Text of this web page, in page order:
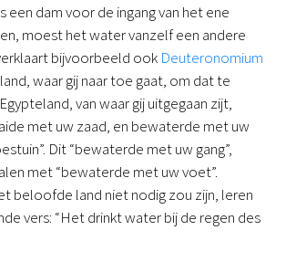
een dam voor de ingang van het ene
moest het water vanzelf een andere
bijvoorbeeld ook Deuteronomium
waar gij naar toe gaat, om dat te
van waar gij uitgegaan zijt,
met uw zaad, en bewaterde met uw
Dit “bewaterde met uw gang”,
met “bewaterde met uw voet”.
beloofde land niet nodig zou zijn, leren
vers: “Het drinkt water bij de regen des